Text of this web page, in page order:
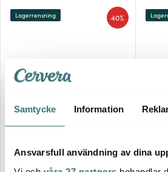
Samtycke Information
Ansvarsfull användning av dina
Design Letters
Barnmugg Gul
65 kr 109 kr
40%
Lagerrensning
cl D
83 kr